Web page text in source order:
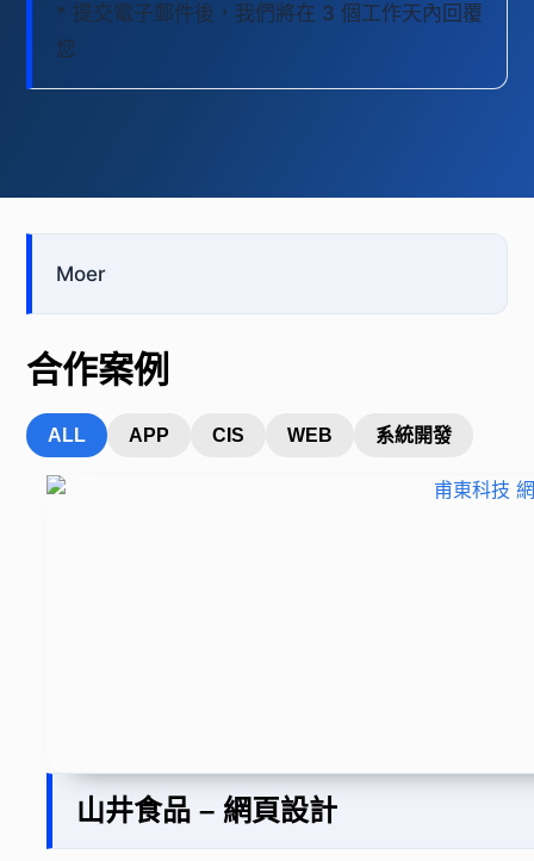
* 提交電子郵件後，我們將在 3 個工作天內回覆
您
Moer
合作案例
APP CIS WEB 系統開發
ALL
山井食品 – 網頁設計